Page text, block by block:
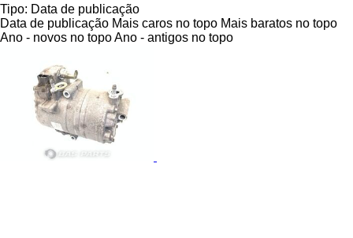
Tipo: Data de publicação
Data de publicação Mais caros no topo Mais baratos no topo
Ano - novos no topoAno - antigos no topo